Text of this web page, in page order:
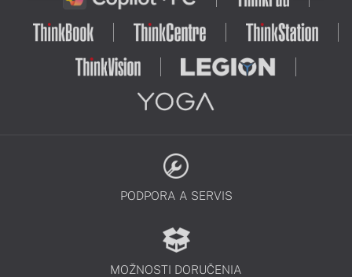
PODPORA A SERVIS
MOŽNOSTI DORUČENIA